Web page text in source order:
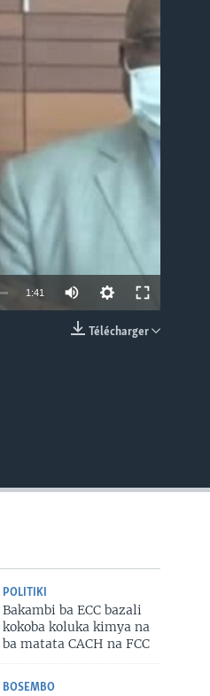
1:41
Télécharger
POLITIKI
Bakambi ba ECC bazali
kokoba koluka kimya na
ba matata CACH na FCC
BOSEMBO